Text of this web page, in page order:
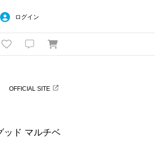
ログイン
OFFICIAL SITE
ッド マルチベ